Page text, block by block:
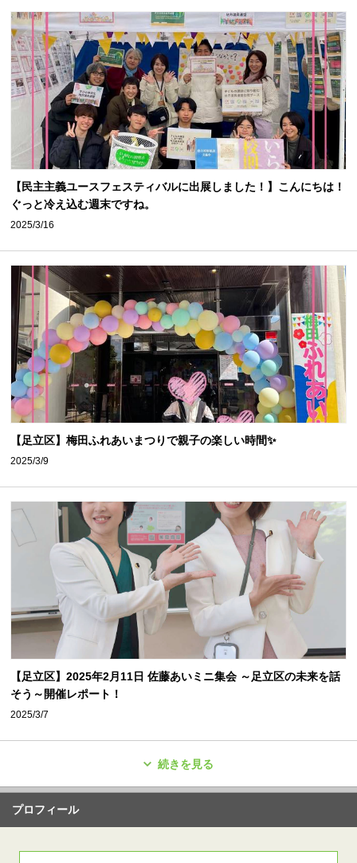
【民主主義ユースフェスティバルに出展しました！】こんにちは！
ぐっと冷え込む週末ですね。
2025/3/16
【足立区】梅田ふれあいまつりで親子の楽しい時間✨
2025/3/9
【足立区】2025年2月11日 佐藤あいミニ集会 ～足立区の未来を話
そう～開催レポート！
2025/3/7
続きを見る
プロフィール